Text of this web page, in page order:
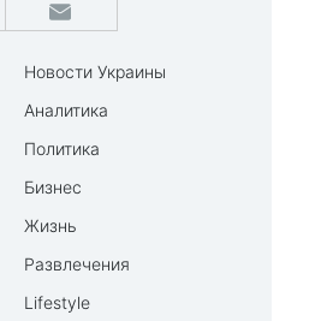
Новости Украины
Аналитика
Политика
Бизнес
Жизнь
Развлечения
Lifestyle